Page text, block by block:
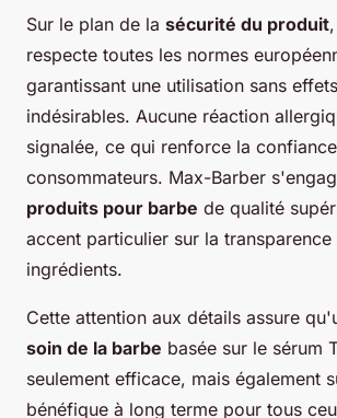
Sur le plan de la sécurité du produit
respecte toutes les normes
garantissant une utilisation sans
indésirables. Aucune réaction
signalée, ce qui renforce la
consommateurs. Max-Barber
produits pour barbe de qualité
accent particulier sur la transparence
ingrédients.
Cette attention aux détails assure
soin de la barbe basée sur le sérum
seulement efficace, mais également
bénéfique à long terme pour tous